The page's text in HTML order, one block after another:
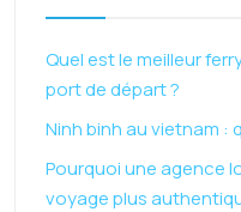
Quel est le meilleur
port de départ ?
Ninh binh au vietnam :
Pourquoi une agence
voyage plus